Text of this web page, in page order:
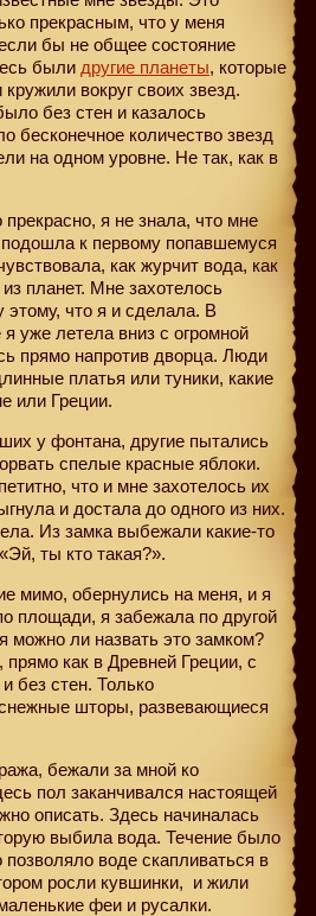
прекрасным, что у меня
бы не общее состояние
были другие планеты, которые
вокруг своих звезд.
без стен и казалось
бесконечное количество звезд
на одном уровне. Не так, как в
я не знала, что мне
к первому попавшемуся
как журчит вода, как
планет. Мне захотелось
этому, что я и сделала. В
уже летела вниз с огромной
прямо напротив дворца. Люди
платья или туники, какие
или Греции.
у фонтана, другие пытались
спелые красные яблоки.
что и мне захотелось их
и достала до одного из них.
Из замка выбежали какие-то
ты кто такая?».
мимо, обернулись на меня, и я
площади, я забежала по другой
можно ли назвать это замком?
прямо как в Древней Греции, с
без стен. Только
шторы, развевающиеся
бежали за мной ко
пол заканчивался настоящей
описать. Здесь начиналась
выбила вода. Течение было
воде скапливаться в
росли кувшинки, и жили
феи и русалки.